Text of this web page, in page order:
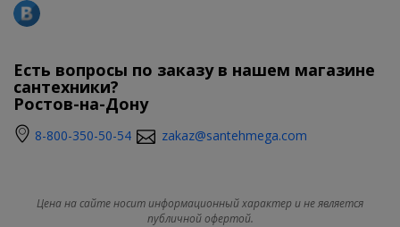
Есть вопросы по заказу в нашем магазине
сантехники?
Ростов-на-Дону
8-800-350-50-54 zakaz@santehmega.com
Цена на сайте носит информационный характер и не является
публичной офертой.